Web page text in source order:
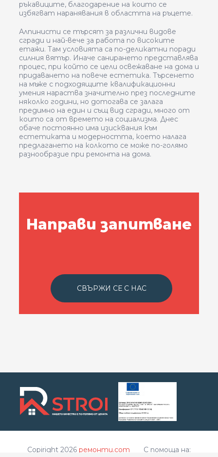
ръкавиците, благодарение на които се
избягват наранявания в областта на ръцете.
Алпинисти се търсят за различни видове
сгради и най-вече за работа по високите
етажи. Там условията са по-деликатни поради
силния вятър. Иначе санирането представлява
процес, при който се цели освежаване на дома и
придаването на повече естетика. Търсенето
на мъже с подходящите квалификационни
умения нараства значително през последните
няколко години, но дотогава се залага
предимно на един и същ вид сгради, много от
които са от времето на социализма. Днес
обаче постоянно има изисквания към
естетиката и модерността, което налага
предлагането на колкото се може по-голямо
разнообразие при ремонта на дома.
Направи запитване
СВЪРЖИ СЕ С НАС
Copiright 2026 ремонти.com С помоща на: